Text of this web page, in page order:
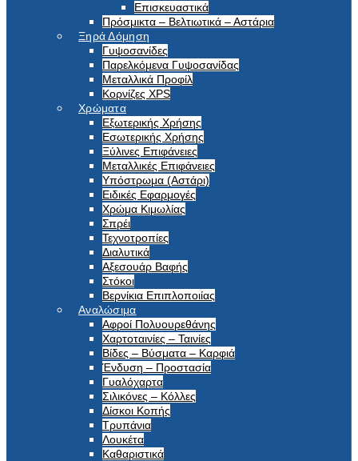
Επισκευαστικά
Πρόσμικτα – Βελτιωτικά – Αστάρια
Ξηρά Δόμηση
Γυψοσανίδες
Παρελκόμενα Γυψοσανίδας
Μεταλλικά Προφίλ
Κορνίζες XPS
Χρώματα
Εξωτερικής Χρήσης
Εσωτερικής Χρήσης
Ξύλινες Επιφάνειες
Μεταλλικές Επιφάνειες
Υπόστρωμα (Αστάρι)
Ειδικές Εφαρμογές
Χρώμα Κιμωλίας
Σπρέι
Τεχνοτροπίες
Διαλυτικά
Αξεσουάρ Βαφής
Στόκοι
Βερνίκια Επιπλοποιίας
Αναλώσιμα
Αφροί Πολυουρεθάνης
Χαρτοταινίες – Ταινίες
Βίδες – Βύσματα – Καρφιά
Ένδυση – Προστασία
Γυαλόχαρτα
Σιλικόνες – Κόλλες
Δίσκοι Κοπής
Τρυπάνια
Λουκέτα
Καθαριστικά